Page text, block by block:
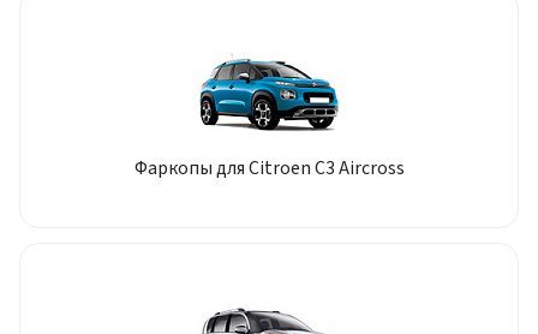
Фаркопы для Citroen C3 Aircross